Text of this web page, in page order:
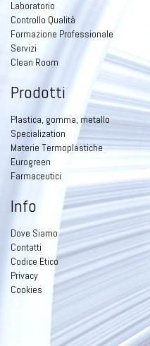
Laboratorio
Controllo Qualità
Formazione Professionale
Servizi
Clean Room
Prodotti
Plastica, gomma, metallo
Specialization
Materie Termoplastiche
Eurogreen
Farmaceutici
Info
Dove Siamo
Contatti
Codice Etico
Privacy
Cookies